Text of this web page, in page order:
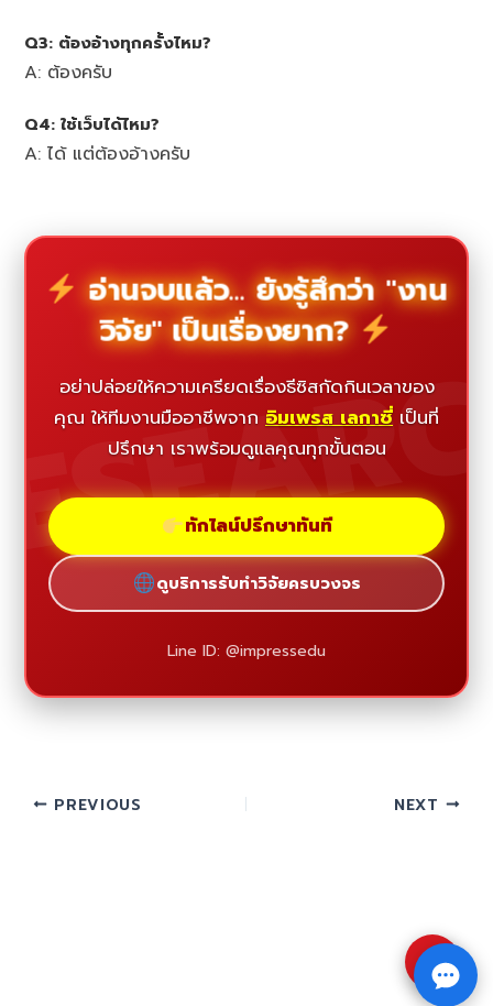
Q3: ต้องอ้างทุกครั้งไหม?
A: ต้องครับ
Q4: ใช้เว็บได้ไหม?
A: ได้ แต่ต้องอ้างครับ
อ่านจบแล้ว... ยังรู้สึกว่า "งาน
วิจัย" เป็นเรื่องยาก?
อย่าปล่อยให้ความเครียดเรื่องธีซิสกัดกินเวลาของ
คุณ ให้ทีมงานมืออาชีพจาก อิมเพรส เลกาซี่ เป็นที่
ปรึกษา เราพร้อมดูแลคุณทุกขั้นตอน
ทักไลน์ปรึกษาทันที
ดูบริการรับทำวิจัยครบวงจร
Line ID: @impressedu
PREVIOUS NEXT
⇧